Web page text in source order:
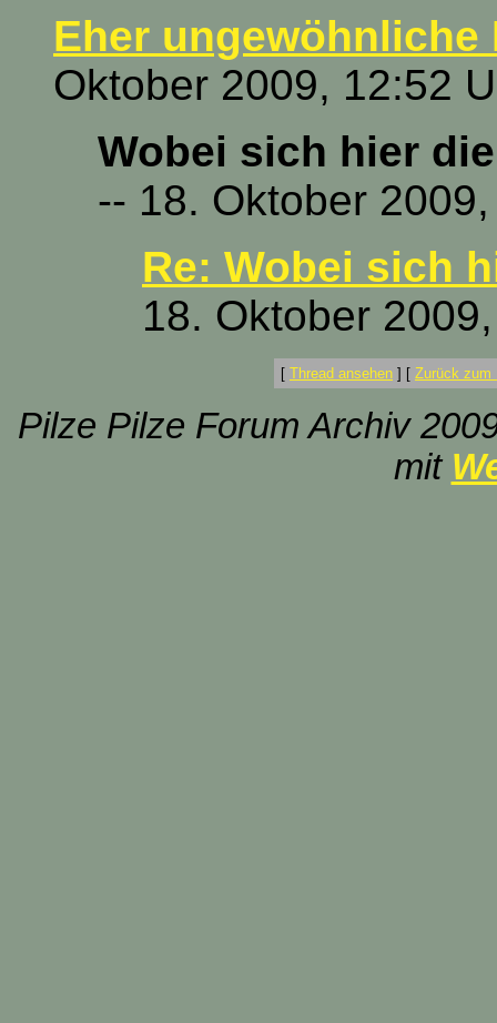
Eher
Oktober 2009, 12:52
Wobei sich hier
-- 18. Oktober
Re: Wobei sich
18. Oktober
[ Thread ansehen ] [ Zurück zum
Pilze Pilze Forum Archiv
mit